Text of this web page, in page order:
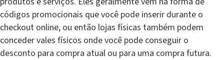
códigos promocionais que você pode inserir durante o
checkout online, ou então lojas físicas também podem
conceder vales físicos onde você pode conseguir o
desconto para compra atual ou para uma compra futura.